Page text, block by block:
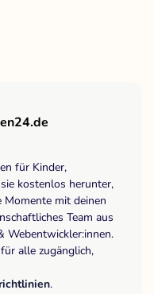
für Kinder,
kostenlos herunter,
Momente mit deinen
Team aus
Webentwickler:innen.
alle zugänglich,
.